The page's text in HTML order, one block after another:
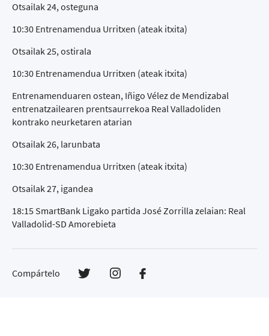
Otsailak 24, osteguna
10:30 Entrenamendua Urritxen (ateak itxita)
Otsailak 25, ostirala
10:30 Entrenamendua Urritxen (ateak itxita)
Entrenamenduaren ostean, Iñigo Vélez de Mendizabal
entrenatzailearen prentsaurrekoa Real Valladoliden
kontrako neurketaren atarian
Otsailak 26, larunbata
10:30 Entrenamendua Urritxen (ateak itxita)
Otsailak 27, igandea
18:15 SmartBank Ligako partida José Zorrilla zelaian: Real
Valladolid-SD Amorebieta
Compártelo